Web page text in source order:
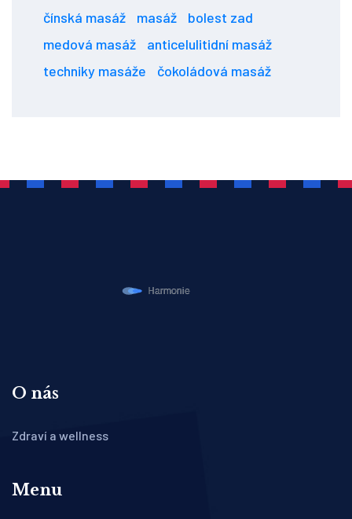
čínská masáž
masáž
bolest zad
medová masáž
anticelulitidní masáž
techniky masáže
čokoládová masáž
O nás
Zdraví a wellness
Menu